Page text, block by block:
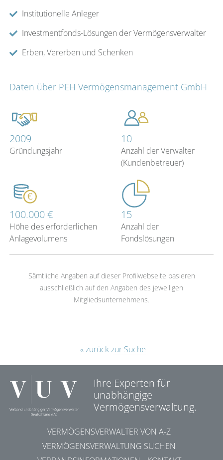
Institutionelle Anleger
Investmentfonds-Lösungen der Vermögensverwalter
Erben, Vererben und Schenken
Daten über PEH Vermögensmanagement GmbH
2009
Gründungsjahr
10
Anzahl der Verwalter
(Kundenbetreuer)
100.000 €
Höhe des erforderlichen
Anlagevolumens
15
Anzahl der
Fondslösungen
Sämtliche Angaben auf dieser Profilwebseite basieren
ausschließlich auf den Angaben des jeweiligen
Mitgliedsunternehmens.
« zurück zur Suche
Ihre Experten für
unabhängige
Vermögensverwaltung.
VERMÖGENSVERWALTER VON A-Z
VERMÖGENSVERWALTUNG SUCHEN